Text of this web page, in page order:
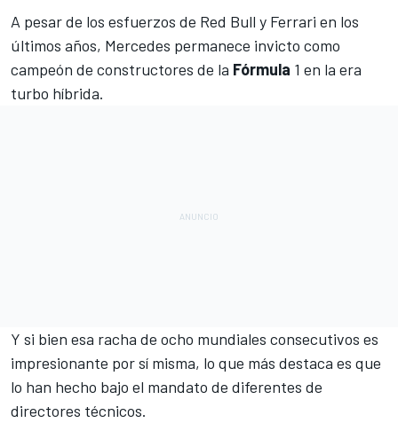
A pesar de los esfuerzos de Red Bull y Ferrari en los
últimos años, Mercedes permanece invicto como
campeón de constructores de la Fórmula 1 en la era
turbo híbrida.
Y si bien esa racha de ocho mundiales consecutivos es
impresionante por sí misma, lo que más destaca es que
lo han hecho bajo el mandato de diferentes de
directores técnicos.